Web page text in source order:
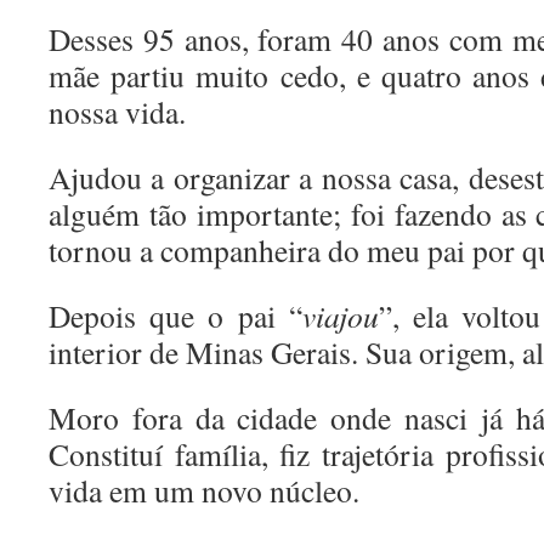
Desses 95 anos, foram 40 anos com
mãe partiu muito cedo, e quatro anos
nossa vida.
Ajudou a organizar a nossa casa,
alguém tão importante; foi fazendo as
tornou a companheira do meu pai por
Depois que o pai “viajou”, ela
interior de Minas Gerais. Sua origem,
Moro fora da cidade onde nasci já
Constituí família, fiz trajetória
vida em um novo núcleo.